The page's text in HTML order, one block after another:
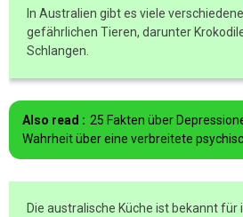
In Australien gibt es viele
gefährlichen Tieren, darunter
Schlangen.
Also read : 25 Fakten über
Wahrheit über eine verbreitete
Die australische Küche ist bekannt für